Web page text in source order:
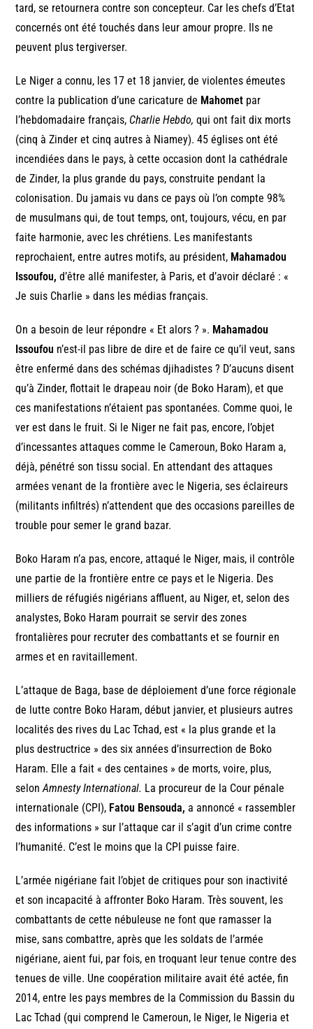
tard, se retournera contre son concepteur. Car les chefs d’Etat
concernés ont été touchés dans leur amour propre. Ils ne
peuvent plus tergiverser.
Le Niger a connu, les 17 et 18 janvier, de violentes émeutes
contre la publication d’une caricature de Mahomet par
l’hebdomadaire français, Charlie Hebdo,qui ont fait dix morts
(cinq à Zinder et cinq autres à Niamey). 45 églises ont été
incendiées dans le pays, à cette occasion dont la cathédrale
de Zinder, la plus grande du pays, construite pendant la
colonisation. Du jamais vu dans ce pays où l’on compte 98%
de musulmans qui, de tout temps, ont, toujours, vécu, en par
faite harmonie, avec les chrétiens. Les manifestants
reprochaient, entre autres motifs, au président, Mahamadou
Issoufou,d’être allé manifester, à Paris, et d’avoir déclaré : «
Je suis Charlie » dans les médias français.
On a besoin de leur répondre « Et alors ? ». Mahamadou
Issoufou n’est-il pas libre de dire et de faire ce qu’il veut, sans
être enfermé dans des schémas djihadistes ? D’aucuns disent
qu’à Zinder, flottait le drapeau noir (de Boko Haram), et que
ces manifestations n’étaient pas spontanées. Comme quoi, le
ver est dans le fruit. Si le Niger ne fait pas, encore, l’objet
d’incessantes attaques comme le Cameroun, Boko Haram a,
déjà, pénétré son tissu social. En attendant des attaques
armées venant de la frontière avec le Nigeria, ses éclaireurs
(militants infiltrés) n’attendent que des occasions pareilles de
trouble pour semer le grand bazar.
Boko Haram n’a pas, encore, attaqué le Niger, mais, il contrôle
une partie de la frontière entre ce pays et le Nigeria. Des
milliers de réfugiés nigérians affluent, au Niger, et, selon des
analystes, Boko Haram pourrait se servir des zones
frontalières pour recruter des combattants et se fournir en
armes et en ravitaillement.
L’attaque de Baga, base de déploiement d’une force régionale
de lutte contre Boko Haram, début janvier, et plusieurs autres
localités des rives du Lac Tchad, est « la plus grande et la
plus destructrice » des six années d’insurrection de Boko
Haram. Elle a fait « des centaines » de morts, voire, plus,
selonAmnesty International. La procureur de la Cour pénale
internationale (CPI), Fatou Bensouda, a annoncé « rassembler
des informations » sur l’attaque car il s’agit d’un crime contre
l’humanité. C’est le moins que la CPI puisse faire.
L’armée nigériane fait l’objet de critiques pour son inactivité
et son incapacité à affronter Boko Haram. Très souvent, les
combattants de cette nébuleuse ne font que ramasser la
mise, sans combattre, après que les soldats de l’armée
nigériane, aient fui, par fois, en troquant leur tenue contre des
tenues de ville. Une coopération militaire avait été actée, fin
2014, entre les pays membres de la Commission du Bassin du
Lac Tchad (qui comprend le Cameroun, le Niger, le Nigeria et